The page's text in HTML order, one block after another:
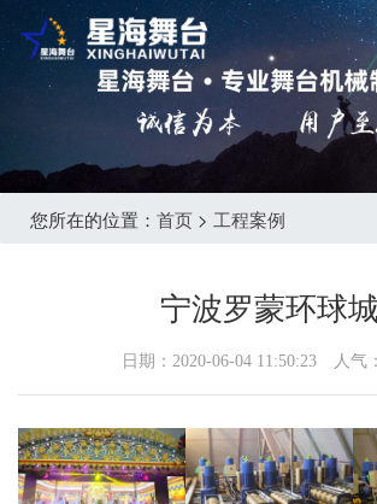
您所在的位置： 首页 > 工程案例
宁波罗蒙环球城
日期：2020-06-04 11:50:23 人气：